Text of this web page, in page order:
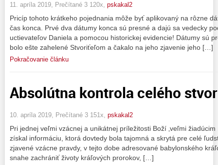
11. apríla 2019, Prečítané 3 120x, pskakal2
Pricíp tohoto krátkeho pojednania môže byť aplikovaný na rôzne
čas konca. Prvé dva dátumy konca sú presné a dajú sa vedecky
uctievateľov Daniela a pomocou historickej evidencie! Dátumy sú
bolo ešte zahelené Stvoriťeľom a čakalo na jeho zjavenie jeho […]
Pokračovanie článku
Absolútna kontrola celého
10. apríla 2019, Prečítané 3 151x, pskakal2
Pri jednej veľmi vzácnej a unikátnej príležitosti Boží ‚veľmi
získal informáciu, ktorá dovtedy bola tajomná a skrytá pre celé
zjavené vzácne pravdy, v tejto dobe adresované babylonského
snahe zachrániť životy kráľových prorokov, […]